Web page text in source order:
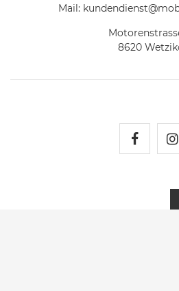
Mail:
8620